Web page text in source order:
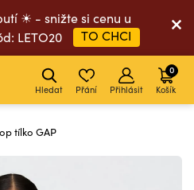
☀ - snižte si cenu u
LETO20
TO CHCI
Hledat Přání Přihlásit Košík
0
tílko GAP